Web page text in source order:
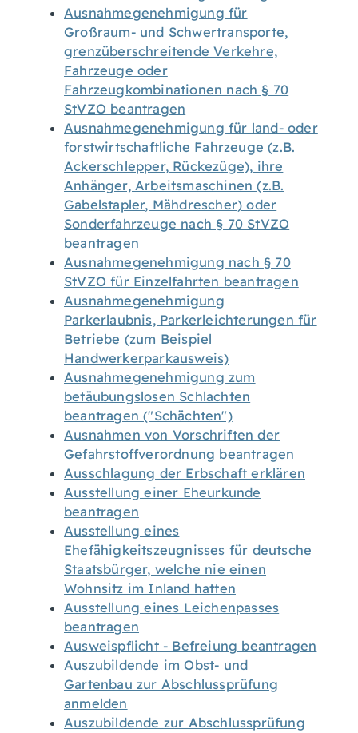
Ausnahmegenehmigung für
Großraum- und Schwertransporte,
grenzüberschreitende Verkehre,
Fahrzeuge oder
Fahrzeugkombinationen nach § 70
StVZO beantragen
Ausnahmegenehmigung für land- oder
forstwirtschaftliche Fahrzeuge (z.B.
Ackerschlepper, Rückezüge), ihre
Anhänger, Arbeitsmaschinen (z.B.
Gabelstapler, Mähdrescher) oder
Sonderfahrzeuge nach § 70 StVZO
beantragen
Ausnahmegenehmigung nach § 70
StVZO für Einzelfahrten beantragen
Ausnahmegenehmigung
Parkerlaubnis, Parkerleichterungen für
Betriebe (zum Beispiel
Handwerkerparkausweis)
Ausnahmegenehmigung zum
betäubungslosen Schlachten
beantragen ("Schächten")
Ausnahmen von Vorschriften der
Gefahrstoffverordnung beantragen
Ausschlagung der Erbschaft erklären
Ausstellung einer Eheurkunde
beantragen
Ausstellung eines
Ehefähigkeitszeugnisses für deutsche
Staatsbürger, welche nie einen
Wohnsitz im Inland hatten
Ausstellung eines Leichenpasses
beantragen
Ausweispflicht - Befreiung beantragen
Auszubildende im Obst- und
Gartenbau zur Abschlussprüfung
anmelden
Auszubildende zur Abschlussprüfung